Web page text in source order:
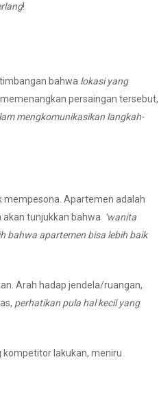
!
bahwa lokasi yang
persaingan tersebut,
mengkomunikasikan langkah-
mempesona. Apartemen adalah
akan tunjukkan bahwa ‘wanita
bahwa apartemen bisa lebih baik
Arah hadap jendela/ruangan,
perhatikan pula hal kecil yang
kompetitor lakukan, meniru